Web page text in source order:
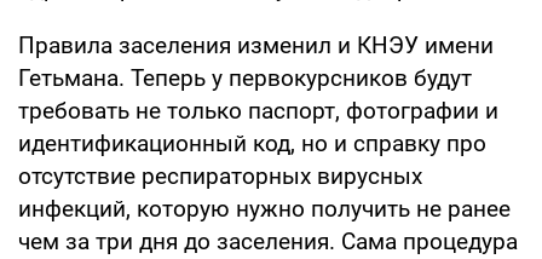
Правила заселения изменил и КНЭУ имени
Гетьмана. Теперь у первокурсников будут
требовать не только паспорт, фотографии и
идентификационный код, но и справку про
отсутствие респираторных вирусных
инфекций, которую нужно получить не ранее
чем за три дня до заселения. Сама процедура